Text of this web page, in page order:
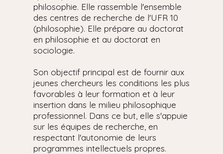
philosophie. Elle rassemble l'ensemble
des centres de recherche de l'UFR 10
(philosophie). Elle prépare au doctorat
en philosophie et au doctorat en
sociologie.
Son objectif principal est de fournir aux
jeunes chercheurs les conditions les plus
favorables à leur formation et à leur
insertion dans le milieu philosophique
professionnel. Dans ce but, elle s'appuie
sur les équipes de recherche, en
respectant l'autonomie de leurs
programmes intellectuels propres.